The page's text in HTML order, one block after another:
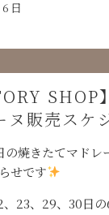
日
SHOP
ヌ販売スケ
の焼きたてマドレ
せです
23、29、30日